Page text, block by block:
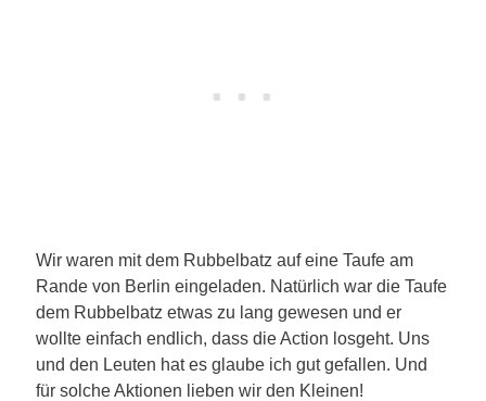
Wir waren mit dem Rubbelbatz auf eine Taufe am
Rande von Berlin eingeladen. Natürlich war die Taufe
dem Rubbelbatz etwas zu lang gewesen und er
wollte einfach endlich, dass die Action losgeht. Uns
und den Leuten hat es glaube ich gut gefallen. Und
für solche Aktionen lieben wir den Kleinen!